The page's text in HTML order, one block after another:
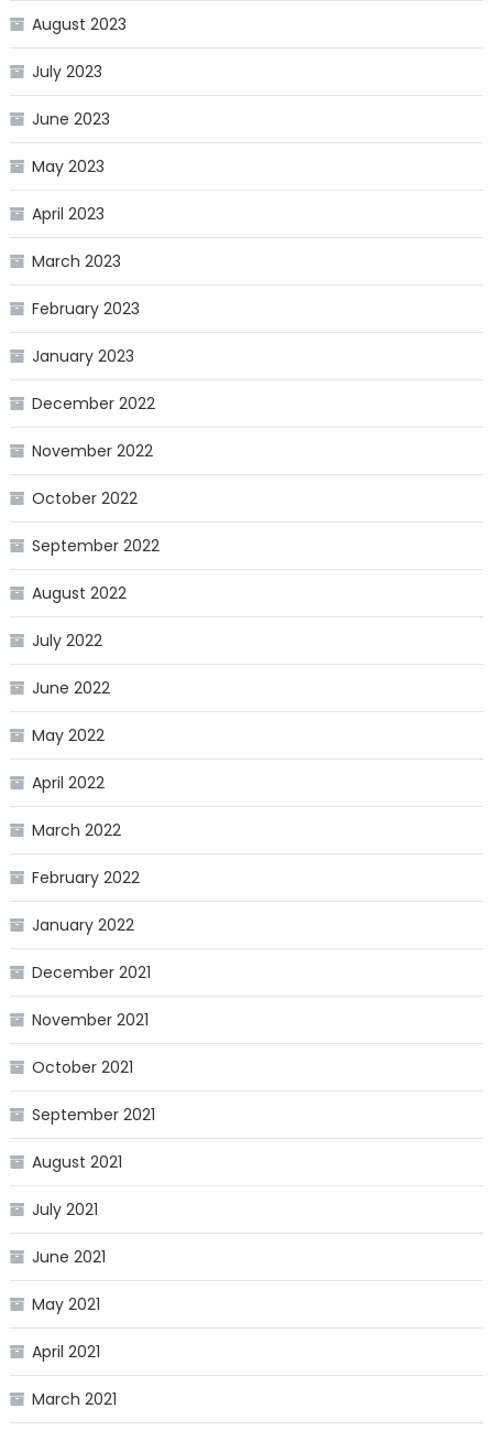
August 2023
July 2023
June 2023
May 2023
April 2023
March 2023
February 2023
January 2023
December 2022
November 2022
October 2022
September 2022
August 2022
July 2022
June 2022
May 2022
April 2022
March 2022
February 2022
January 2022
December 2021
November 2021
October 2021
September 2021
August 2021
July 2021
June 2021
May 2021
April 2021
March 2021